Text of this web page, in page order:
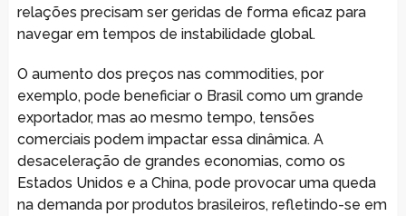
relações precisam ser geridas de forma eficaz para
navegar em tempos de instabilidade global.
O aumento dos preços nas commodities, por
exemplo, pode beneficiar o Brasil como um grande
exportador, mas ao mesmo tempo, tensões
comerciais podem impactar essa dinâmica. A
desaceleração de grandes economias, como os
Estados Unidos e a China, pode provocar uma queda
na demanda por produtos brasileiros, refletindo-se em